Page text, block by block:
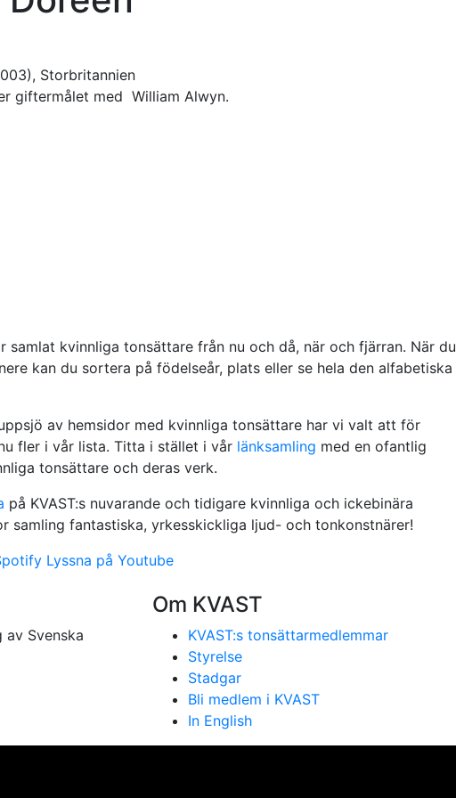
Storbritannien
giftermålet med William Alwyn.
samlat kvinnliga tonsättare från nu och då, när och fjärran. När du
kan du sortera på födelseår, plats eller se hela den alfabetiska
av hemsidor med kvinnliga tonsättare har vi valt att för
fler i vår lista. Titta i stället i vår länksamling med en ofantlig
tonsättare och deras verk.
på KVAST:s nuvarande och tidigare kvinnliga och ickebinära
samling fantastiska, yrkesskickliga ljud- och tonkonstnärer!
Lyssna på Youtube
av Svenska
Om KVAST
KVAST:s tonsättarmedlemmar
Styrelse
Stadgar
Bli medlem i KVAST
In English